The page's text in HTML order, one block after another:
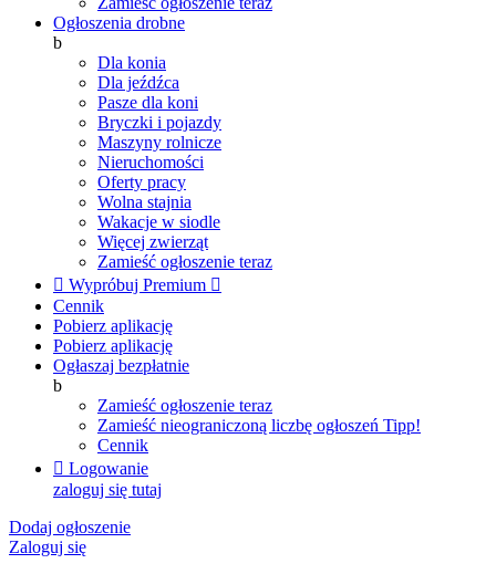
Ogłoszenia drobne
b
Dla konia
Dla jeźdźca
Pasze dla koni
Bryczki i pojazdy
Maszyny rolnicze
Nieruchomości
Oferty pracy
Wolna stajnia
Wakacje w siodle
Więcej zwierząt
Zamieść ogłoszenie teraz
 Wypróbuj Premium 
Cennik
Pobierz aplikację
Pobierz aplikację
Ogłaszaj bezpłatnie
b
Zamieść ogłoszenie teraz
Zamieść nieograniczoną liczbę ogłoszeń Tipp!
Cennik
 Logowanie
zaloguj się tutaj
Dodaj ogłoszenie
Zaloguj się